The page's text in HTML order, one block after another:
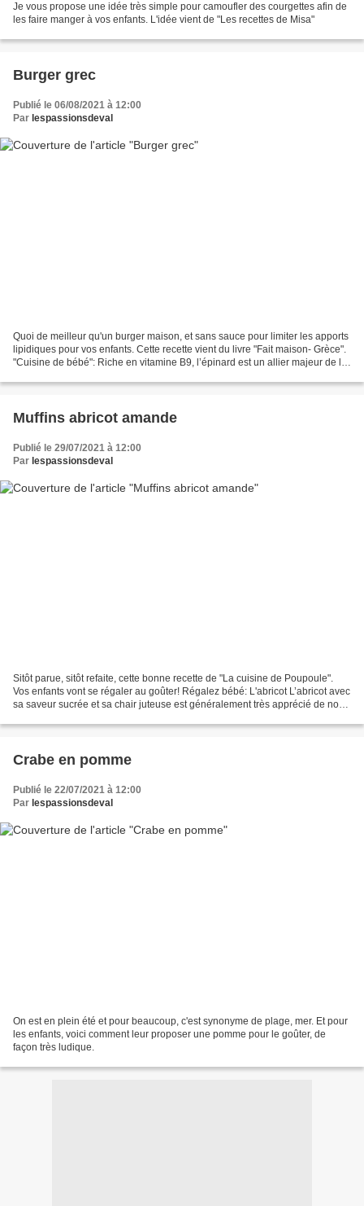
Je vous propose une idée très simple pour camoufler des courgettes afin de
les faire manger à vos enfants. L'idée vient de "Les recettes de Misa"
Burger grec
Publié le 06/08/2021 à 12:00
Par lespassionsdeval
Quoi de meilleur qu'un burger maison, et sans sauce pour limiter les apports
lipidiques pour vos enfants. Cette recette vient du livre "Fait maison- Grèce".
"Cuisine de bébé": Riche en vitamine B9, l’épinard est un allier majeur de la
Muffins abricot amande
Publié le 29/07/2021 à 12:00
Par lespassionsdeval
Sitôt parue, sitôt refaite, cette bonne recette de "La cuisine de Poupoule".
Vos enfants vont se régaler au goûter! Régalez bébé: L'abricot L’abricot avec
sa saveur sucrée et sa chair juteuse est généralement très apprécié de nos
Crabe en pomme
Publié le 22/07/2021 à 12:00
Par lespassionsdeval
On est en plein été et pour beaucoup, c'est synonyme de plage, mer. Et pour
les enfants, voici comment leur proposer une pomme pour le goûter, de
façon très ludique.